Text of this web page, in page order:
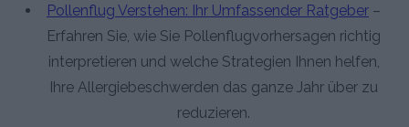
Pollenflug Verstehen: Ihr Umfassender Ratgeber –
Erfahren Sie, wie Sie Pollenflugvorhersagen richtig
interpretieren und welche Strategien Ihnen helfen,
Ihre Allergiebeschwerden das ganze Jahr über zu
reduzieren.